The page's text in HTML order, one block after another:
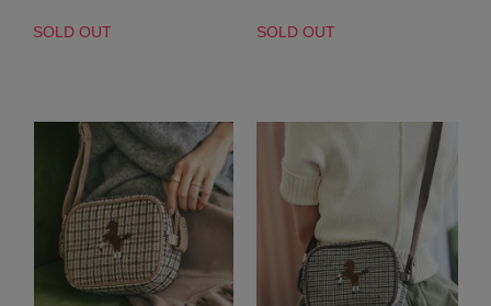
SOLD OUT SOLD OUT